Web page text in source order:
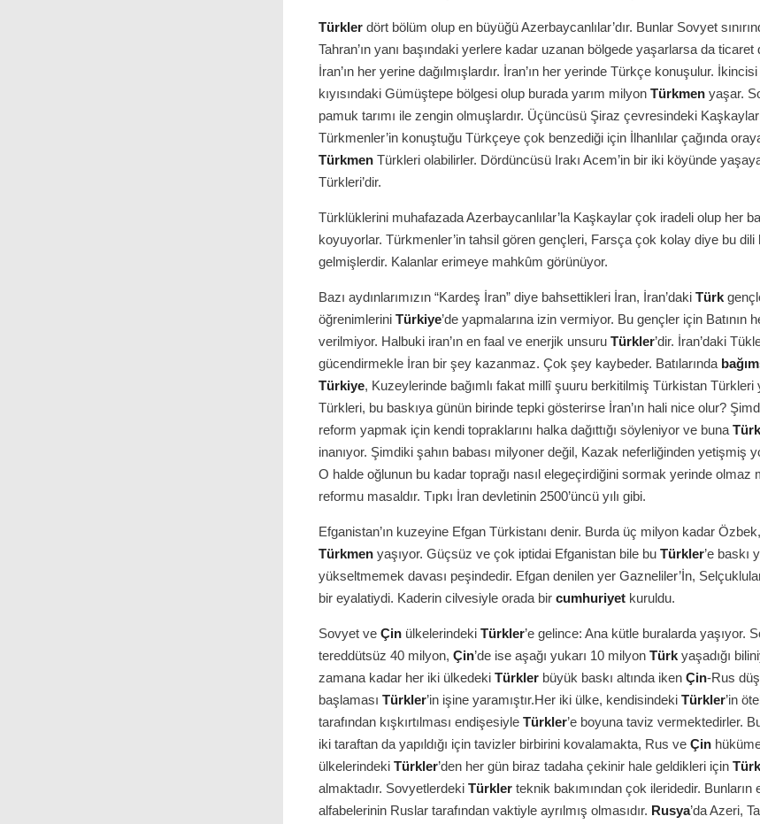
Türkler dört bölüm olup en büyüğü Azerbaycanlılar’dır. Bunlar Sovyet
Tahran’ın yanı başındaki yerlere kadar uzanan bölgede yaşarlarsa da ticaret
İran’ın her yerine dağılmışlardır. İran’ın her yerinde Türkçe konuşulur. İkincisi
kıyısındaki Gümüştepe bölgesi olup burada yarım milyon Türkmen yaşar.
pamuk tarımı ile zengin olmuşlardır. Üçüncüsü Şiraz çevresindeki
Türkmenler’in konuştuğu Türkçeye çok benzediği için İlhanlılar çağında
Türkmen Türkleri olabilirler. Dördüncüsü Irakı Acem’in bir iki köyünde
Türkleri’dir.
Türklüklerini muhafazada Azerbaycanlılar’la Kaşkaylar çok iradeli olup her
koyuyorlar. Türkmenler’in tahsil gören gençleri, Farsça çok kolay diye bu dili
gelmişlerdir. Kalanlar erimeye mahkûm görünüyor.
Bazı aydınlarımızın “Kardeş İran” diye bahsettikleri İran, İran’daki Türk
öğrenimlerini Türkiye’de yapmalarına izin vermiyor. Bu gençler için Batının
verilmiyor. Halbuki iran’ın en faal ve enerjik unsuru Türkler’dir. İran’daki
gücendirmekle İran bir şey kazanmaz. Çok şey kaybeder. Batılarında
Türkiye, Kuzeylerinde bağımlı fakat millî şuuru berkitilmiş Türkistan Türkleri
Türkleri, bu baskıya günün birinde tepki gösterirse İran’ın hali nice olur?
reform yapmak için kendi topraklarını halka dağıttığı söyleniyor ve buna Türk
inanıyor. Şimdiki şahın babası milyoner değil, Kazak neferliğinden yetişmiş
O halde oğlunun bu kadar toprağı nasıl elegeçirdiğini sormak yerinde olmaz
reformu masaldır. Tıpkı İran devletinin 2500’üncü yılı gibi.
Efganistan’ın kuzeyine Efgan Türkistanı denir. Burda üç milyon kadar
Türkmen yaşıyor. Güçsüz ve çok iptidai Efganistan bile bu Türkler’e baskı
yükseltmemek davası peşindedir. Efgan denilen yer Gazneliler’İn,
bir eyalatiydi. Kaderin cilvesiyle orada bir cumhuriyet kuruldu.
Sovyet ve Çin ülkelerindeki Türkler’e gelince: Ana kütle buralarda yaşıyor.
tereddütsüz 40 milyon, Çin’de ise aşağı yukarı 10 milyon Türk yaşadığı
zamana kadar her iki ülkedeki Türkler büyük baskı altında iken Çin-Rus
başlaması Türkler’in işine yaramıştır.Her iki ülke, kendisindeki Türkler’in
tarafından kışkırtılması endişesiyle Türkler’e boyuna taviz vermektedirler.
iki taraftan da yapıldığı için tavizler birbirini kovalamakta, Rus ve Çin
ülkelerindeki Türkler’den her gün biraz tadaha çekinir hale geldikleri için
almaktadır. Sovyetlerdeki Türkler teknik bakımından çok ileridedir. Bunların
alfabelerinin Ruslar tarafından vaktiyle ayrılmış olmasıdır. Rusya’da Azeri,